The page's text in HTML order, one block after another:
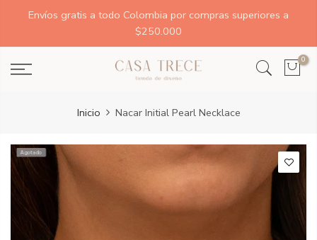
Envíos gratis a todo Colombia por compras superiores a
$250.000
0
Inicio Nacar Initial Pearl Necklace
Agotado